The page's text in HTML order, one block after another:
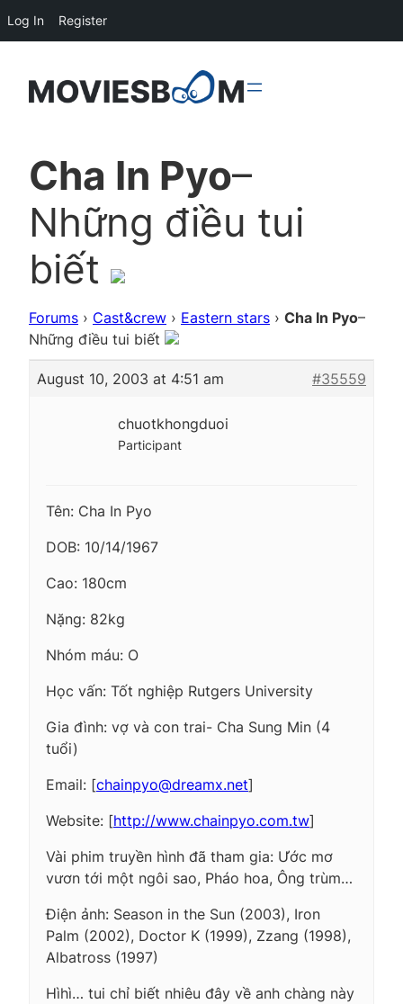
Cha In Pyo–
Những điều tui
biết
Forums › Cast&crew › Eastern stars › Cha In Pyo–
Những điều tui biết
August 10, 2003 at 4:51 am #35559
chuotkhongduoi
Participant
Tên: Cha In Pyo
DOB: 10/14/1967
Cao: 180cm
Nặng: 82kg
Nhóm máu: O
Học vấn: Tốt nghiệp Rutgers University
Gia đình: vợ và con trai- Cha Sung Min (4
tuổi)
Email: [chainpyo@dreamx.net]
Website: [http://www.chainpyo.com.tw]
Vài phim truyền hình đã tham gia: Ước mơ
vươn tới một ngôi sao, Pháo hoa, Ông trùm…
Điện ảnh: Season in the Sun (2003), Iron
Palm (2002), Doctor K (1999), Zzang (1998),
Albatross (1997)
Hìhì… tui chỉ biết nhiêu đây về anh chàng này
Log In Register